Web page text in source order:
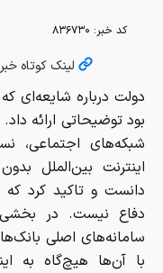
کد خبر: ۸۳۶۷۳۰
لینک کوتاه
دولت درباره شایعه‌ای
بود توضیحاتی ارائه
شبکه‌های اجتماعی،
اینترنت بین‌الملل
دانست و تاکید کرد که
دفاع نیست. در
سامانه‌های اصلی
با آن‌ها هیچ‌گاه به